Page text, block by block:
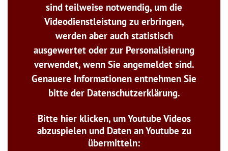
sind teilweise notwendig, um die
Videodienstleistung zu erbringen,
werden aber auch statistisch
ausgewertet oder zur Personalisierung
verwendet, wenn Sie angemeldet sind.
Genauere Informationen entnehmen Sie
bitte der Datenschutzerklärung.
Bitte hier klicken, um Youtube Videos
abzuspielen und Daten an Youtube zu
übermitteln: